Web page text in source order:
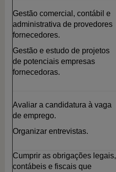
Gestão comercial, contábil e
administrativa de provedores
fornecedores.
Gestão e estudo de projetos
de potenciais empresas
fornecedoras.
Avaliar a candidatura à vaga
de emprego.
Organizar entrevistas.
Cumprir as obrigações legais,
contábeis e fiscais que